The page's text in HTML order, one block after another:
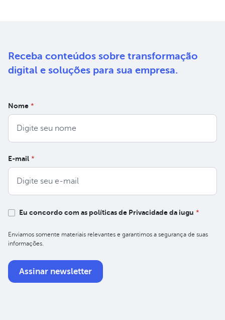
Receba conteúdos sobre transformação
digital e soluções para sua empresa.
Nome *
E-mail *
Eu concordo com as políticas de Privacidade da iugu *
Enviamos somente materiais relevantes e garantimos a segurança de suas
informações.